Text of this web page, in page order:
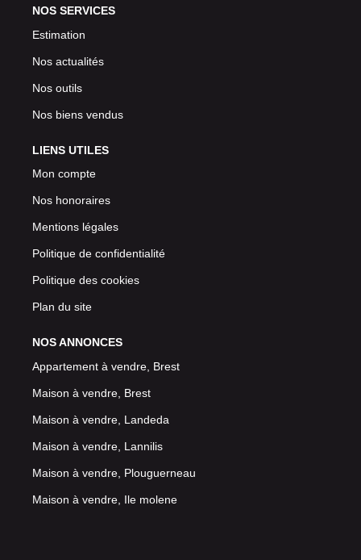
NOS SERVICES
Estimation
Nos actualités
Nos outils
Nos biens vendus
LIENS UTILES
Mon compte
Nos honoraires
Mentions légales
Politique de confidentialité
Politique des cookies
Plan du site
NOS ANNONCES
Appartement à vendre, Brest
Maison à vendre, Brest
Maison à vendre, Landeda
Maison à vendre, Lannilis
Maison à vendre, Plouguerneau
Maison à vendre, Ile molene